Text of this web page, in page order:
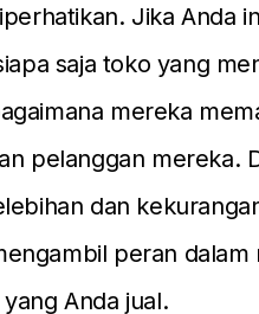
Jika Anda
saja toko yang
mereka
pelanggan mereka.
dan
peran
Anda jual.